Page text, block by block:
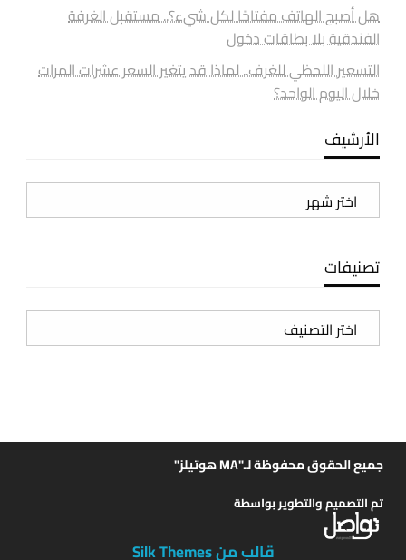
هل أصبح الهاتف مفتاحًا لكل شيء؟.. مستقبل الغرفة
الفندقية بلا بطاقات دخول
التسعير اللحظي للغرف.. لماذا قد يتغير السعر عشرات المرات
خلال اليوم الواحد؟
الأرشيف
الأرشيف
تصنيفات
تصنيفات
جميع الحقوق محفوظة لـ"MA هوتيلز"
تم التصميم والتطوير بواسطة
قالب من Silk Themes